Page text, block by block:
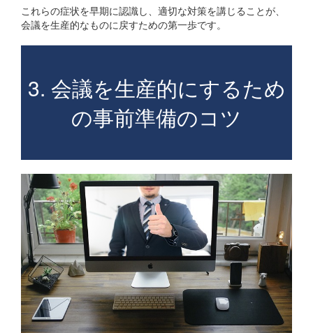
これらの症状を早期に認識し、適切な対策を講じることが、
会議を生産的なものに戻すための第一歩です。
3. 会議を生産的にするため
の事前準備のコツ